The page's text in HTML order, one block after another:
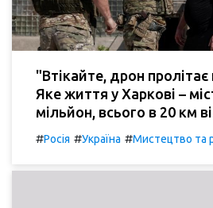
"Втікайте, дрон
Яке життя у Харкові –
мільйон, всього в 20 км
#Росія #Україна #Мистецтво та